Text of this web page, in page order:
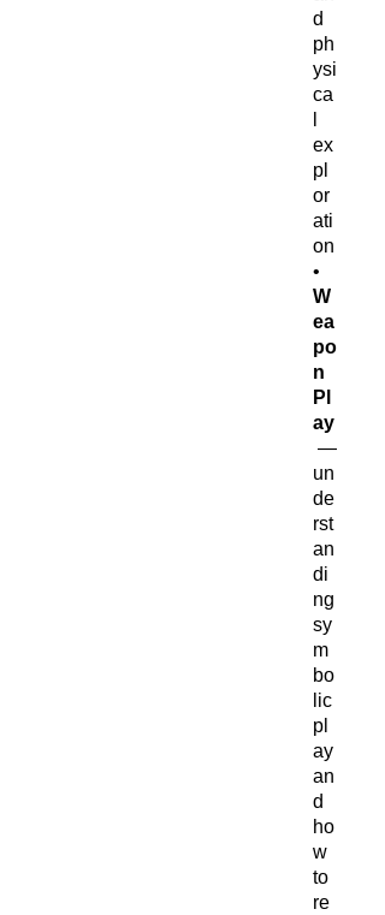
d
ph
ysi
ca
ex
pl
or
ati
on
•
W
ea
po
n
Pl
ay
—
un
de
rst
an
di
ng
sy
m
bo
lic
pl
ay
an
d
ho
w
to
re